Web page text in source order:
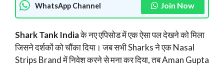
WhatsApp Channel Join Now
Shark Tank Indiaके नए एपिसोड में एक ऐसा पल देखने को मिला
जिसने दर्शकों को चौंका दिया। जब सभी Sharks ने एक Nasal
Strips Brand में निवेश करने से मना कर दिया, तब Aman Gupta